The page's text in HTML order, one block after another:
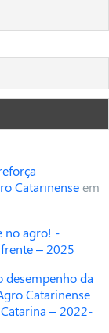
Catarinenseem
no agro! -
frente – 2025
desempenho da
Catarinense
– 2022-